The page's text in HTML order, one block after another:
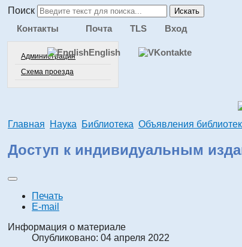
Поиск Искать
Контакты
Администрация
Схема проезда
Почта TLS Вход
English
Главная Наука Библиотека Объявления
Доступ к индивидуальным
Печать
E-mail
Информация о материале
Опубликовано: 04 апреля 2022